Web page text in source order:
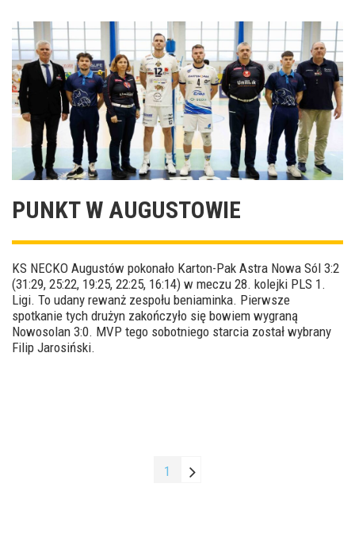
PUNKT W AUGUSTOWIE
KS NECKO Augustów pokonało Karton-Pak Astra Nowa Sól 3:2
(31:29, 25:22, 19:25, 22:25, 16:14) w meczu 28. kolejki PLS 1.
Ligi. To udany rewanż zespołu beniaminka. Pierwsze
spotkanie tych drużyn zakończyło się bowiem wygraną
Nowosolan 3:0. MVP tego sobotniego starcia został wybrany
Filip Jarosiński.
1